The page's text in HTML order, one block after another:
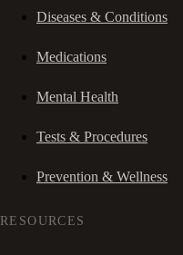
Diseases & Conditions
Medications
Mental Health
Tests & Procedures
Prevention & Wellness
RESOURCES